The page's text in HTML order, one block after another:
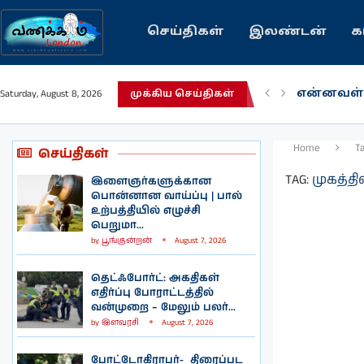
செய்திகள் இலண்டன்
Saturday, August 8, 2026 முக்கிய செய்திகள்
பழைய
செய்திகள்
இளைஞர்களுக்கான
பொன்னான வாய்ப்பு | பால்
உற்பத்தியில் எழுச்சி
பெறுமா...
by பூங்குன்றன் August 7, 2026
தெட்ஃபோர்ட்: அகதிகள்
எதிர்ப்பு போராட்டத்தில்
வன்முறை – மேலும் பலர்...
by இளவரசி August 7, 2026
போட்டோகிராபர்- ‌ திரைப்பட
Home
TAG: